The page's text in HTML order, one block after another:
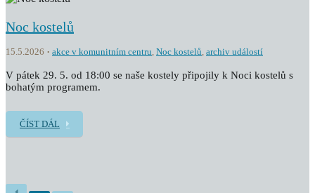
Noc kostelů
15.5.2026 akce v komunitním centru, Noc kostelů, archiv událostí
V pátek 29. 5. od 18:00 se naše kostely připojily k Noci kostelů s
bohatým programem.
ČÍST DÁL